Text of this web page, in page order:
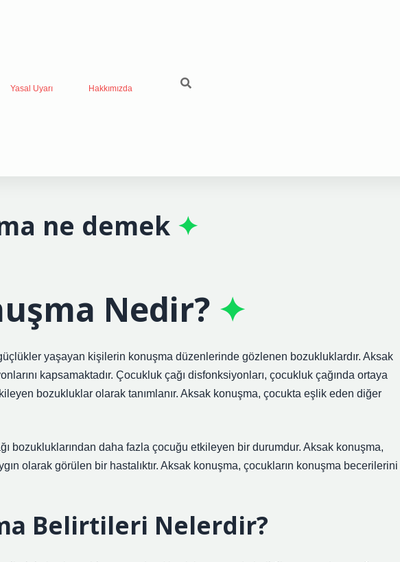
Yasal Uyarı Hakkımızda
ne demek
Nedir?
yaşayan kişilerin konuşma düzenlerinde gözlenen bozukluklardır. Aksak
kapsamaktadır. Çocukluk çağı disfonksiyonları, çocukluk çağında ortaya
bozukluklar olarak tanımlanır. Aksak konuşma, çocukta eşlik eden diğer
bozukluklarından daha fazla çocuğu etkileyen bir durumdur. Aksak konuşma,
olarak görülen bir hastalıktır. Aksak konuşma, çocukların konuşma becerilerini
Belirtileri Nelerdir?